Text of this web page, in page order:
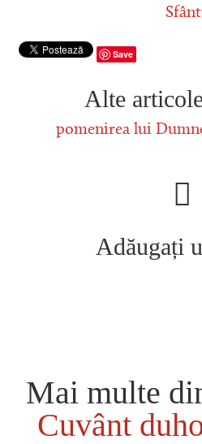
Save
Alte
pomenirea lui
Adăugați
Mai multe
Cuvânt